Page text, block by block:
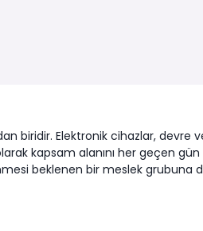
biridir. Elektronik cihazlar, devre
kapsam alanını her geçen gün
beklenen bir meslek grubuna